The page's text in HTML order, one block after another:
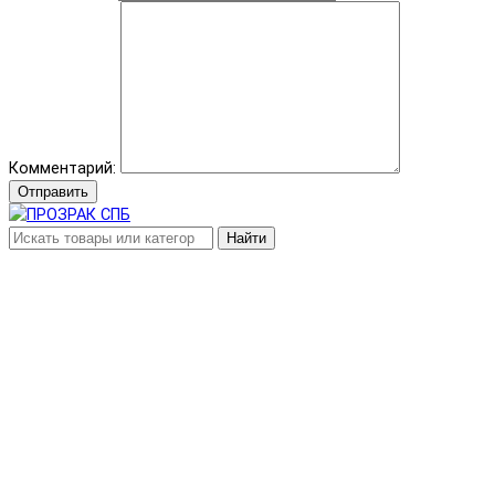
Комментарий:
Отправить
Найти